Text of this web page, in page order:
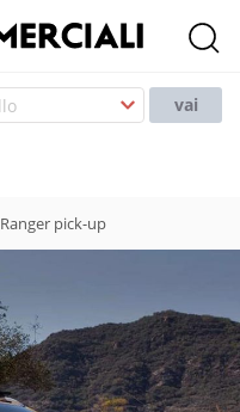
vai
Ranger pick-up